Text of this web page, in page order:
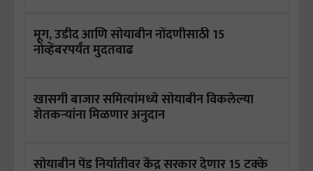
मूग, उडीद आणि सोयाबीन नोंदणीसाठी 15
नोव्हेंबरपर्यंत मुदतवाढ
खासगी बाजार समित्यांमध्ये सोयाबीन विकलेल्या
शेतकऱ्यांना मिळणार अनुदान
सोयाबीन पेंड निर्यातीवर केंद्र सरकार देणार 15 टक्के